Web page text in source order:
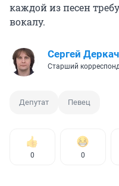
каждой из песен
вокалу.
Сергей
Старший
Депутат Певец
0 0